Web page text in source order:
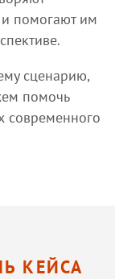
помогают им
сценарию,
помочь
современного
КЕЙСА